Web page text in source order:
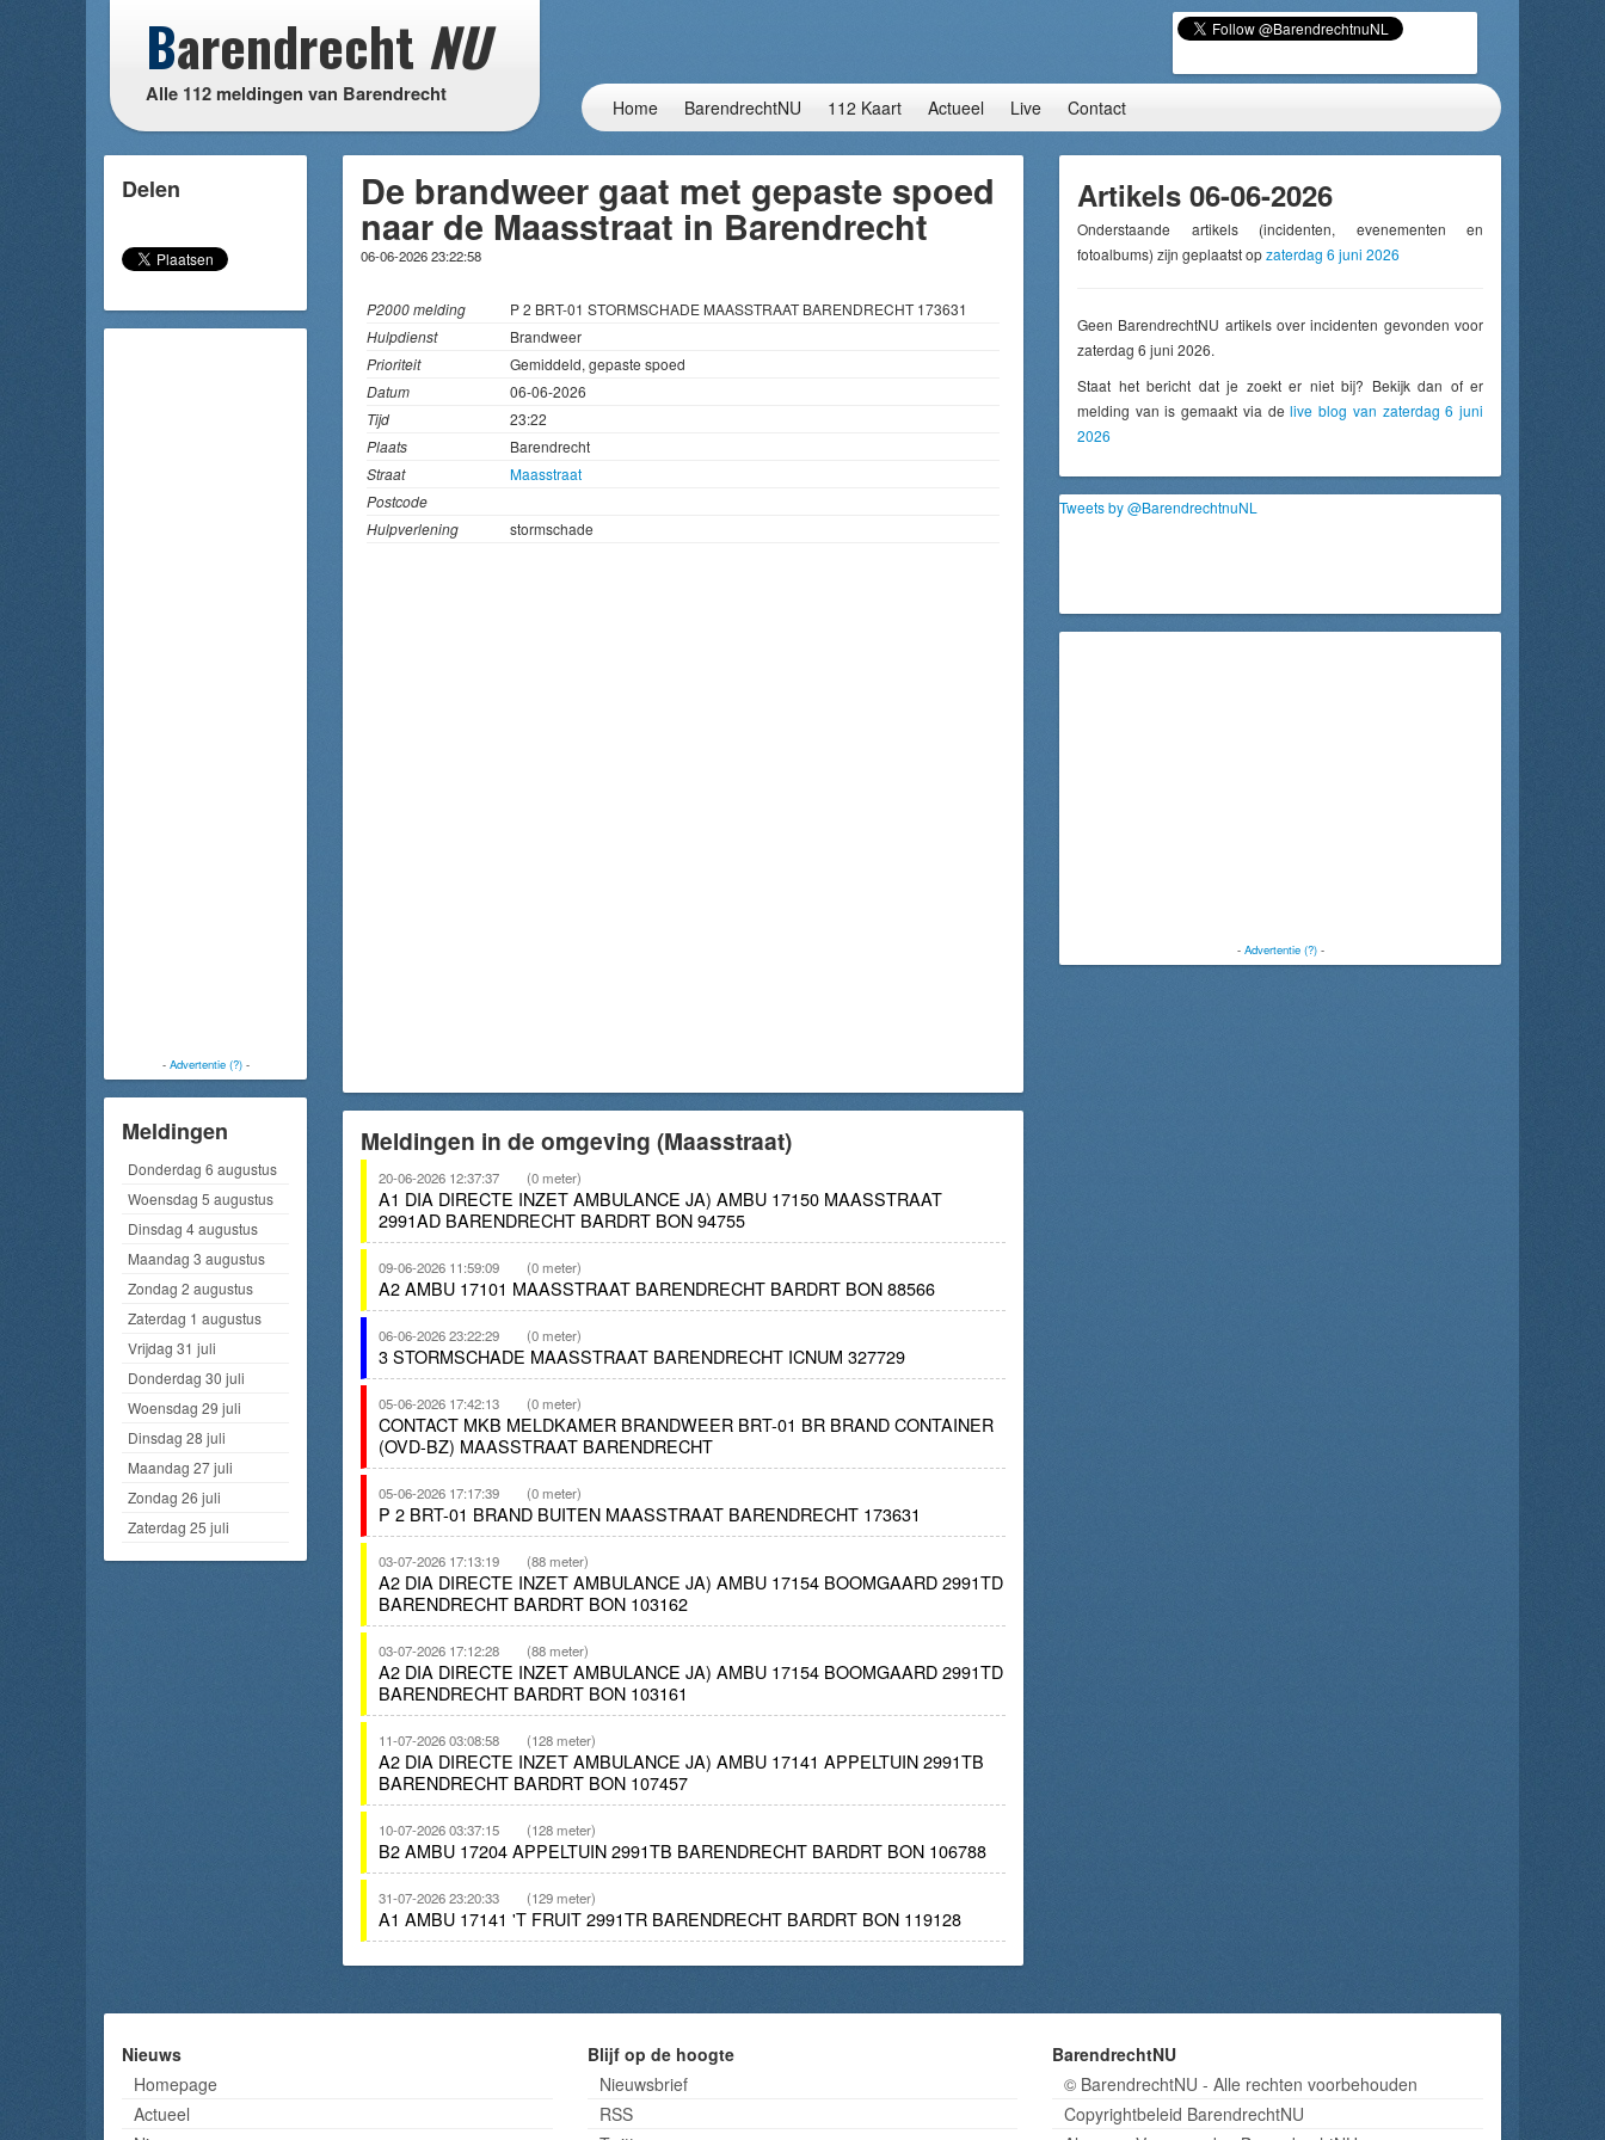
Barendrecht NU
Alle 112 meldingen van Barendrecht
Home BarendrechtNU 112 Kaart Actueel Live Contact
Delen
- Advertentie (?)-
Meldingen
Donderdag 6 augustus
Woensdag 5 augustus
Dinsdag 4 augustus
Maandag 3 augustus
Zondag 2 augustus
Zaterdag 1 augustus
Vrijdag 31 juli
Donderdag 30 juli
Woensdag 29 juli
Dinsdag 28 juli
Maandag 27 juli
Zondag 26 juli
Zaterdag 25 juli
De brandweer gaat met gepaste spoed
naar de Maasstraat in Barendrecht
06-06-2026 23:22:58
P2000 melding
P 2 BRT-01 STORMSCHADE MAASSTRAAT BARENDRECHT 173631
Hulpdienst
Brandweer
Prioriteit
Gemiddeld, gepaste spoed
Datum
06-06-2026
Tijd
23:22
Plaats
Barendrecht
Straat
Maasstraat
Postcode
Hulpverlening
stormschade
Meldingen in de omgeving (Maasstraat)
20-06-2026 12:37:37 (0 meter)
A1 DIA DIRECTE INZET AMBULANCE JA) AMBU 17150 MAASSTRAAT
2991AD BARENDRECHT BARDRT BON 94755
09-06-2026 11:59:09 (0 meter)
A2 AMBU 17101 MAASSTRAAT BARENDRECHT BARDRT BON 88566
06-06-2026 23:22:29 (0 meter)
3 STORMSCHADE MAASSTRAAT BARENDRECHT ICNUM 327729
05-06-2026 17:42:13 (0 meter)
CONTACT MKB MELDKAMER BRANDWEER BRT-01 BR BRAND CONTAINER
(OVD-BZ) MAASSTRAAT BARENDRECHT
05-06-2026 17:17:39 (0 meter)
P 2 BRT-01 BRAND BUITEN MAASSTRAAT BARENDRECHT 173631
03-07-2026 17:13:19 (88 meter)
A2 DIA DIRECTE INZET AMBULANCE JA) AMBU 17154 BOOMGAARD 2991TD
BARENDRECHT BARDRT BON 103162
03-07-2026 17:12:28 (88 meter)
A2 DIA DIRECTE INZET AMBULANCE JA) AMBU 17154 BOOMGAARD 2991TD
BARENDRECHT BARDRT BON 103161
11-07-2026 03:08:58 (128 meter)
A2 DIA DIRECTE INZET AMBULANCE JA) AMBU 17141 APPELTUIN 2991TB
BARENDRECHT BARDRT BON 107457
10-07-2026 03:37:15 (128 meter)
B2 AMBU 17204 APPELTUIN 2991TB BARENDRECHT BARDRT BON 106788
31-07-2026 23:20:33 (129 meter)
A1 AMBU 17141 'T FRUIT 2991TR BARENDRECHT BARDRT BON 119128
Artikels 06-06-2026
Onderstaande artikels (incidenten, evenementen en
fotoalbums) zijn geplaatst opzaterdag 6 juni 2026
Geen BarendrechtNU artikels over incidenten gevonden voor
zaterdag 6 juni 2026.
Staat het bericht dat je zoekt er niet bij? Bekijk dan of er
melding van is gemaakt via delive blog van zaterdag 6 juni
2026
Tweets by @BarendrechtnuNL
- Advertentie (?)-
Nieuws
Homepage
Actueel
Blijf op de hoogte
Nieuwsbrief
RSS
BarendrechtNU
© BarendrechtNU - Alle rechten voorbehouden
Copyrightbeleid BarendrechtNU